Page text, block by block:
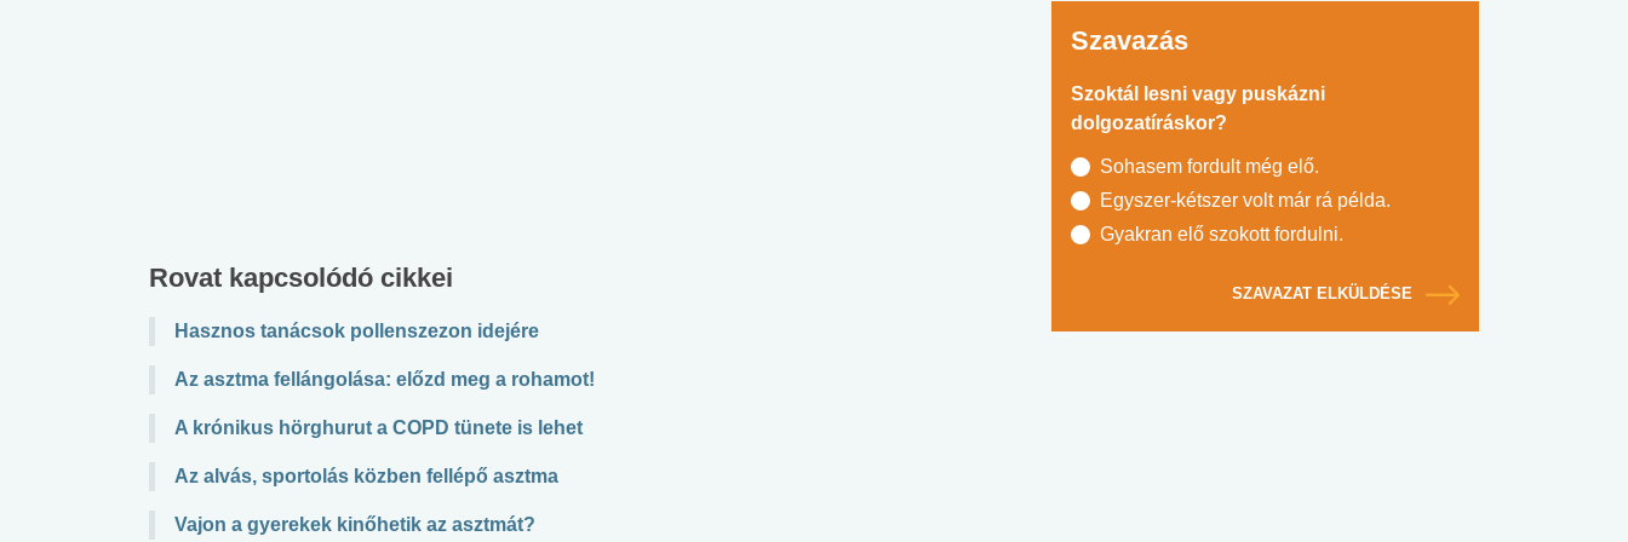
Rovat kapcsolódó cikkei
Hasznos tanácsok pollenszezon idejére
Az asztma fellángolása: előzd meg a rohamot!
A krónikus hörghurut a COPD tünete is lehet
Az alvás, sportolás közben fellépő asztma
Vajon a gyerekek kinőhetik az asztmát?
Szavazás
Szoktál lesni vagy puskázni
dolgozatíráskor?
Sohasem fordult még elő.
Egyszer-kétszer volt már rá példa.
Gyakran elő szokott fordulni.
SZAVAZAT ELKÜLDÉSE